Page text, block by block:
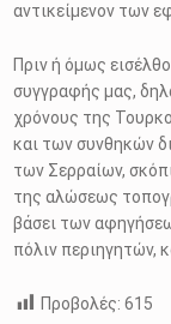
αντικείμενον των
Πριν ή όμως
συγγραφής μας,
χρόνους της
και των συνθηκών
των Σερραίων,
της αλώσεως
βάσει των
πόλιν περιηγητών,
Προβολές: 615